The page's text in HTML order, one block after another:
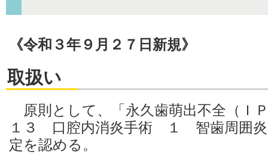
《令和３年９月２７日新規》
取扱い
原則として、「永久歯萌出不全（Ｉ
１３ 口腔内消炎手術 １ 智歯周囲炎
定を認める。